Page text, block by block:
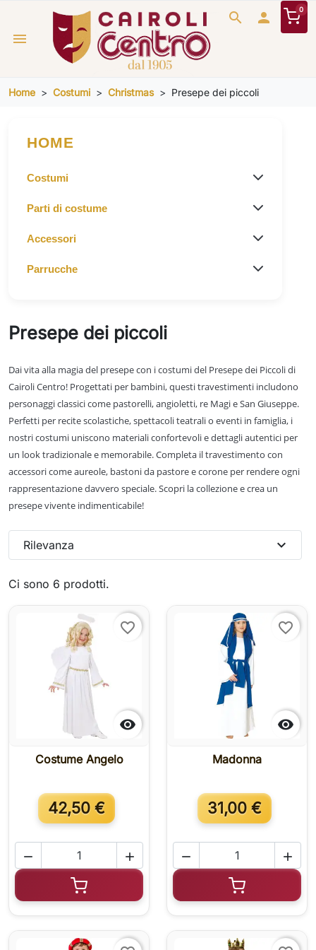
search
menu
 0
Home Costumi Christmas Presepe dei piccoli
HOME
Costumi
Parti di costume
Accessori
Parrucche
Presepe dei piccoli
Dai vita alla magia del presepe con i costumi del Presepe dei Piccoli di
Cairoli Centro! Progettati per bambini, questi travestimenti includono
personaggi classici come pastorelli, angioletti, re Magi e San Giuseppe.
Perfetti per recite scolastiche, spettacoli teatrali o eventi in famiglia, i
nostri costumi uniscono materiali confortevoli e dettagli autentici per
un look tradizionale e memorabile. Completa il travestimento con
accessori come aureole, bastoni da pastore e corone per rendere ogni
rappresentazione davvero speciale. Scopri la collezione e crea un
presepe vivente indimenticabile!
Ci sono 6 prodotti.
Rilevanza expand_more

favorite_border
Costume Angelo
42,50 €


Aggiungi al carrello

favorite_border
Madonna
31,00 €


Aggiungi al